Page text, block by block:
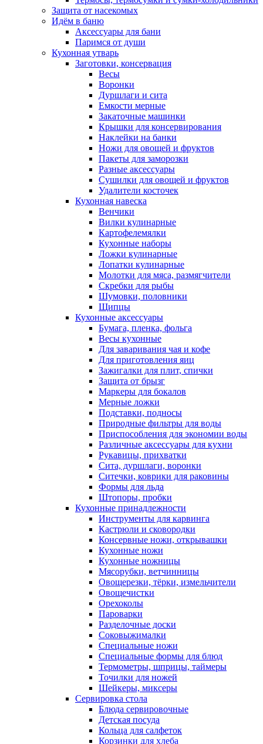
Защита от насекомых
Идём в баню
Аксессуары для бани
Паримся от души
Кухонная утварь
Заготовки, консервация
Весы
Воронки
Дуршлаги и сита
Емкости мерные
Закаточные машинки
Крышки для консервирования
Наклейки на банки
Ножи для овощей и фруктов
Пакеты для заморозки
Разные аксессуары
Сушилки для овощей и фруктов
Удалители косточек
Кухонная навеска
Венчики
Вилки кулинарные
Картофелемялки
Кухонные наборы
Ложки кулинарные
Лопатки кулинарные
Молотки для мяса, размягчители
Скребки для рыбы
Шумовки, половники
Щипцы
Кухонные аксессуары
Бумага, пленка, фольга
Весы кухонные
Для заваривания чая и кофе
Для приготовления яиц
Зажигалки для плит, спички
Защита от брызг
Маркеры для бокалов
Мерные ложки
Подставки, подносы
Природные фильтры для воды
Приспособления для экономии воды
Различные аксессуары для кухни
Рукавицы, прихватки
Сита, дуршлаги, воронки
Ситечки, коврики для раковины
Формы для льда
Штопоры, пробки
Кухонные принадлежности
Инструменты для карвинга
Кастрюли и сковородки
Консервные ножи, открывашки
Кухонные ножи
Кухонные ножницы
Мясорубки, ветчинницы
Овощерезки, тёрки, измельчители
Овощечистки
Орехоколы
Пароварки
Разделочные доски
Соковыжималки
Специальные ножи
Специальные формы для блюд
Термометры, шприцы, таймеры
Точилки для ножей
Шейкеры, миксеры
Сервировка стола
Блюда сервировочные
Детская посуда
Кольца для салфеток
Корзинки для хлеба